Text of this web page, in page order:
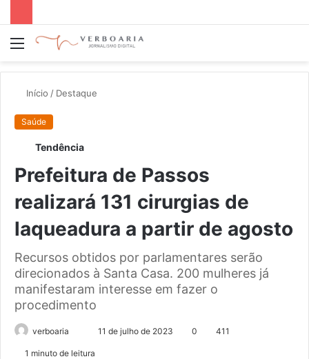
Menu
Início / Destaque
Saúde
Tendência
Prefeitura de Passos
realizará 131 cirurgias de
laqueadura a partir de agosto
Recursos obtidos por parlamentares serão
direcionados à Santa Casa. 200 mulheres já
manifestaram interesse em fazer o
procedimento
verboaria 11 de julho de 2023 0 411
1 minuto de leitura